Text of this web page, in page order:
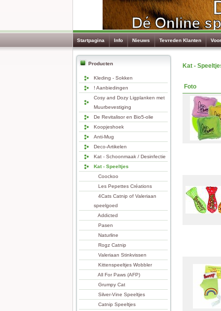
Startpagina Info Nieuws Tevreden Klanten
Producten
Kleding - Sokken
! Aanbiedingen
Cosy and Dozy Ligplanken met
Muurbevestiging
De Revitalisor en Bio5-olie
Koopjeshoek
Anti-Mug
Deco-Artikelen
Kat - Schoonmaak / Desinfectie
Kat - Speeltjes
Coockoo
Les Pepettes Créations
4Cats Catnip of Valeriaan
speelgoed
Addicted
Pasen
Naturline
Rogz Catnip
Valeriaan Stinkvissen
Kittenspeeltjes Wobbler
All For Paws (AFP)
Grumpy Cat
Silver-Vine Speeltjes
Catnip Speeltjes
Kat -
Foto